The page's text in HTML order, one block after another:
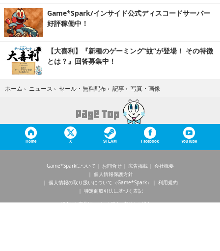
Game*Spark/インサイド公式ディスコードサーバー
好評稼働中！
【大喜利】『新種のゲーミング“蚊”が登場！ その特徴
とは？』回答募集中！
ホーム › ニュース › セール・無料配布 › 記事 › 写真・画像
Home X STEAM Facebook YouTube
Game*Sparkについて お問合せ 広告掲載
会社概要
個人情報保護方針
個人情報の取り扱いについて（Game*Spark）
利用規約
特定商取引法に基づく表記
紹介した商品/サービスを購入、契約した場合に、